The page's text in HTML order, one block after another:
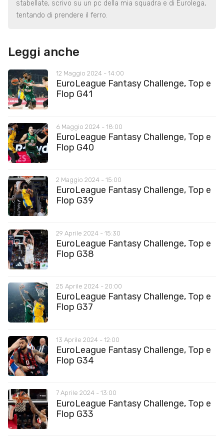
stabellate, scrivo su un pc della mia squadra e di Eurolega,
tentando di prendere il ferro.
Leggi anche
12 Maggio 2024 - 14:00
EuroLeague Fantasy Challenge, Top e
Flop G41
6 Maggio 2024 - 18:00
EuroLeague Fantasy Challenge, Top e
Flop G40
2 Maggio 2024 - 15:00
EuroLeague Fantasy Challenge, Top e
Flop G39
29 Aprile 2024 - 15:30
EuroLeague Fantasy Challenge, Top e
Flop G38
25 Aprile 2024 - 20:00
EuroLeague Fantasy Challenge, Top e
Flop G37
13 Aprile 2024 - 12:00
EuroLeague Fantasy Challenge, Top e
Flop G34
7 Aprile 2024 - 13:00
EuroLeague Fantasy Challenge, Top e
Flop G33